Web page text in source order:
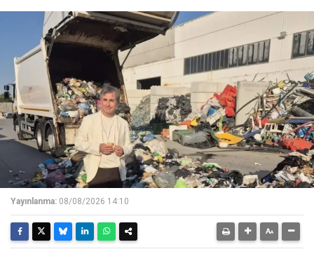
Yayınlanma: 08/08/2026 14:10